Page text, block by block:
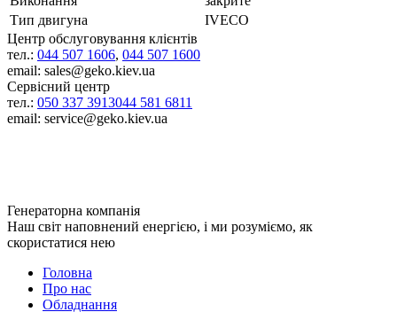
Тип двигуна
IVECO
Центр обслуговування клієнтів
тел.: 044 507 1606, 044 507 1600
email: sales@geko.kiev.ua
Сервісний центр
тел.: 050 337 3913044 581 6811
email: service@geko.kiev.ua
Генераторна компанія
Наш світ наповнений енергією, і ми розуміємо, як
скористатися нею
Головна
Про нас
Обладнання